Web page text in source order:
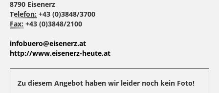
8790 Eisenerz
Telefon: +43 (0)3848/3700
Fax: +43 (0)3848/2100
infobuero@eisenerz.at
http://www.eisenerz-heute.at
Zu diesem Angebot haben wir leider noch kein Foto!